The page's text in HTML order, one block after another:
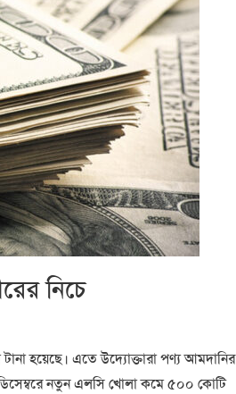
নিচে
হয়েছে। এতে উদ্যোক্তারা পণ্য আমদানির
নতুন এলসি খোলা কমে ৫০০ কোটি